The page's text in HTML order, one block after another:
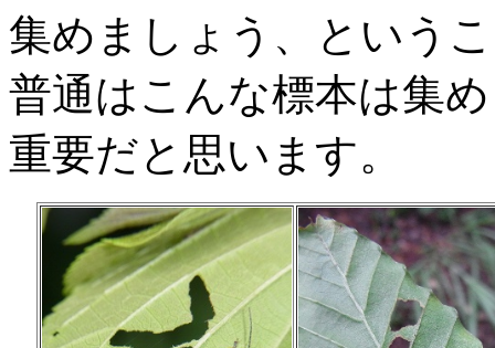
集めましょう、という
普通はこんな標本は集
重要だと思います。